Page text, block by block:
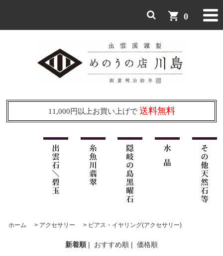
shopping_cart 0
11,000円以上お買い上げで 送料無料
ホーム > アクセサリー > ピアス・イヤリング(アクセサリー)
新着順 | おすすめ順 | 価格順